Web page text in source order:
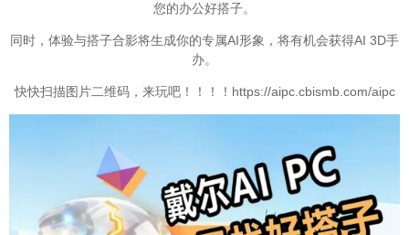
您的办公好搭子。
同时，体验与搭子合影将生成你的专属AI形象，将有机会获得AI 3D手
办。
快快扫描图片二维码，来玩吧！！！！https://aipc.cbismb.com/aipc